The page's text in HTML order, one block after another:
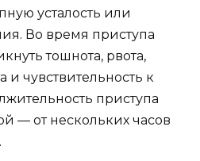
усталость или
Во время приступа
тошнота, рвота,
и чувствительность к
приступа
— от нескольких часов